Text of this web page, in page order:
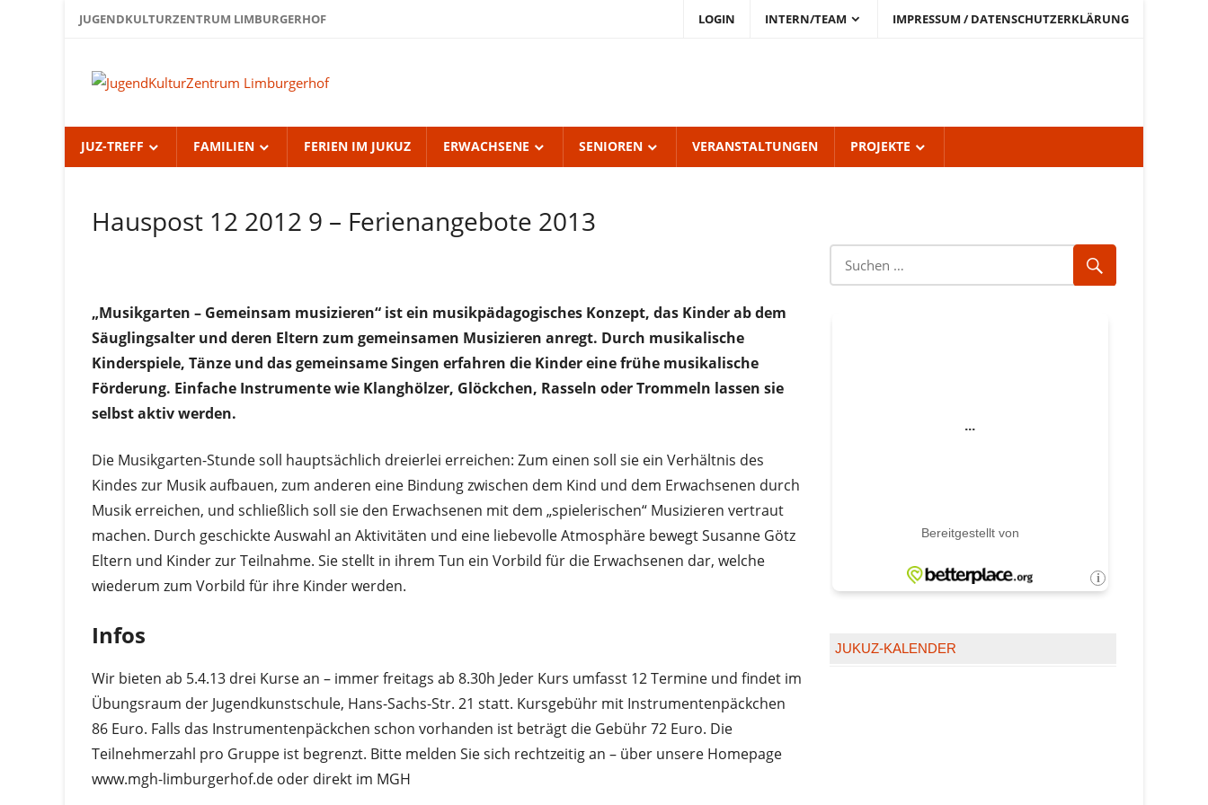
ZumJUGENDKULTURZENTRUM LIMBURGERHOF LOGIN INTERN/TEAM IMPRESSUM / DATENSCHUTZERKLÄRUNG
Limburgerhof
JUZ-TREFF FAMILIEN FERIEN IM JUKUZ ERWACHSENE SENIOREN VERANSTALTUNGEN PROJEKTE
Hauspost
Hauspost 12 2012 9 – Ferienangebote 2013
„Musikgarten – Gemeinsam musizieren“ ist ein musikpädagogisches Konzept, das Kinder ab dem
Säuglingsalter und deren Eltern zum gemeinsamen Musizieren anregt. Durch musikalische
Kinderspiele, Tänze und das gemeinsame Singen erfahren die Kinder eine frühe musikalische
Förderung. Einfache Instrumente wie Klanghölzer, Glöckchen, Rasseln oder Trommeln lassen sie
selbst aktiv werden.
Die Musikgarten-Stunde soll hauptsächlich dreierlei erreichen: Zum einen soll sie ein Verhältnis des
Kindes zur Musik aufbauen, zum anderen eine Bindung zwischen dem Kind und dem Erwachsenen durch
Musik erreichen, und schließlich soll sie den Erwachsenen mit dem „spielerischen“ Musizieren vertraut
machen. Durch geschickte Auswahl an Aktivitäten und eine liebevolle Atmosphäre bewegt Susanne Götz
Eltern und Kinder zur Teilnahme. Sie stellt in ihrem Tun ein Vorbild für die Erwachsenen dar, welche
wiederum zum Vorbild für ihre Kinder werden.
Infos
Wir bieten ab 5.4.13 drei Kurse an – immer freitags ab 8.30h Jeder Kurs umfasst 12 Termine und findet im
Übungsraum der Jugendkunstschule, Hans-Sachs-Str. 21 statt. Kursgebühr mit Instrumentenpäckchen
86 Euro. Falls das Instrumentenpäckchen schon vorhanden ist beträgt die Gebühr 72 Euro. Die
Teilnehmerzahl pro Gruppe ist begrenzt. Bitte melden Sie sich rechtzeitig an – über unsere Homepage
www.mgh-limburgerhof.de oder direkt im MGH
JUKUZ-KALENDER